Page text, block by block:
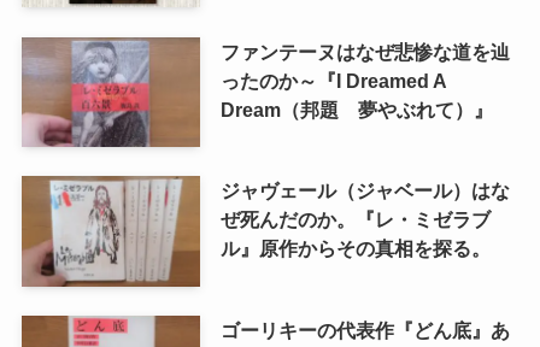
ファンテーヌはなぜ悲惨な道を辿
ったのか～『I Dreamed A
Dream（邦題 夢やぶれて）』
ジャヴェール（ジャベール）はな
ぜ死んだのか。『レ・ミゼラブ
ル』原作からその真相を探る。
ゴーリキーの代表作『どん底』あ